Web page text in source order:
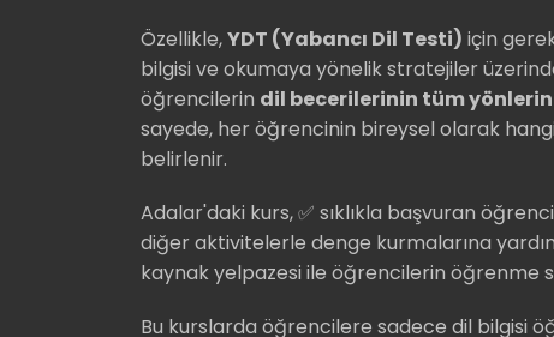
Özellikle,YDT (Yabancı Dil Testi) için
bilgisi ve okumaya yönelik stratejiler
öğrencilerin dil becerilerinin tüm
sayede, her öğrencinin bireysel olarak
belirlenir.
Adalar'daki kurs, ✅ sıklıkla başvuran öğ
diğer aktivitelerle denge kurmalarına
kaynak yelpazesi ile öğrencilerin öğrenme
Bu kurslarda öğrencilere sadece dil bilgisi